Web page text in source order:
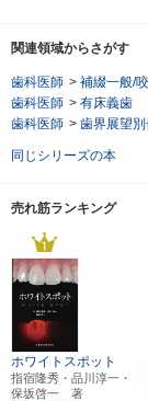
関連領域からさがす
歯科医師 > 補綴一般/
歯科医師 > 有床義歯
歯科医師 > 歯界展望
同じシリーズの本
売れ筋ランキング
ホワイトスポット
指宿隆秀・品川淳一・
保坂啓一 著